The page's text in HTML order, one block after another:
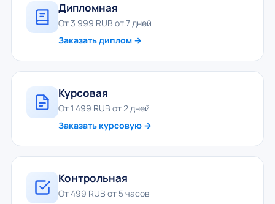
Дипломная
От 3 999 RUB от 7 дней
Заказать диплом →
Курсовая
От 1 499 RUB от 2 дней
Заказать курсовую →
Контрольная
От 499 RUB от 5 часов